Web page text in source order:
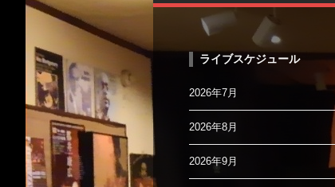
ッ
ライブスケジュール
2026年7月
2026年8月
2026年9月